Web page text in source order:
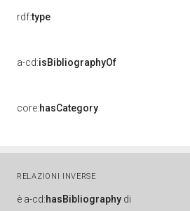
rdf:type
a-cd:isBibliographyOf
core:hasCategory
RELAZIONI INVERSE
è a-cd:hasBibliography di